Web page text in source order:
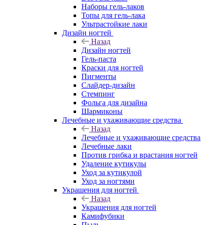
Наборы гель-лаков
Топы для гель-лака
Ультрастойкие лаки
Дизайн ногтей
Назад
Дизайн ногтей
Гель-паста
Краски для ногтей
Пигменты
Слайдер-дизайн
Стемпинг
Фольга для дизайна
Шармиконы
Лечебные и ухаживающие средства
Назад
Лечебные и ухаживающие средства
Лечебные лаки
Против грибка и врастания ногтей
Удаление кутикулы
Уход за кутикулой
Уход за ногтями
Украшения для ногтей
Назад
Украшения для ногтей
Камифубики